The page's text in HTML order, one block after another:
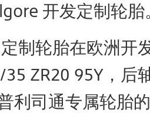
开发定制轮胎
制轮胎在欧洲开
ZR20 95Y，后
利司通专属轮胎